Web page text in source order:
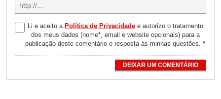
Li e aceito a Política de Privacidadee autorizo o tratamento
dos meus dados (nome*, email e website opcionais) para a
publicação deste comentário e resposta às minhas questões.*
DEIXAR UM COMENTÁRIO